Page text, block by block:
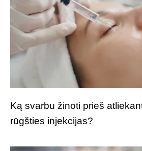
Ką svarbu žinoti prieš
rūgšties injekcijas?